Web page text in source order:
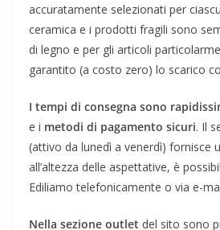
accuratamente selezionati per
ceramica e i prodotti fragili sono
di legno e per gli articoli
garantito (a costo zero) lo scarico
I tempi di consegna sono
e i metodi di pagamento sicuri. Il
(attivo da lunedì a venerdì) fornisce
all’altezza delle aspettative, è
Ediliamo telefonicamente o via e-
Nella sezione outlet del sito sono